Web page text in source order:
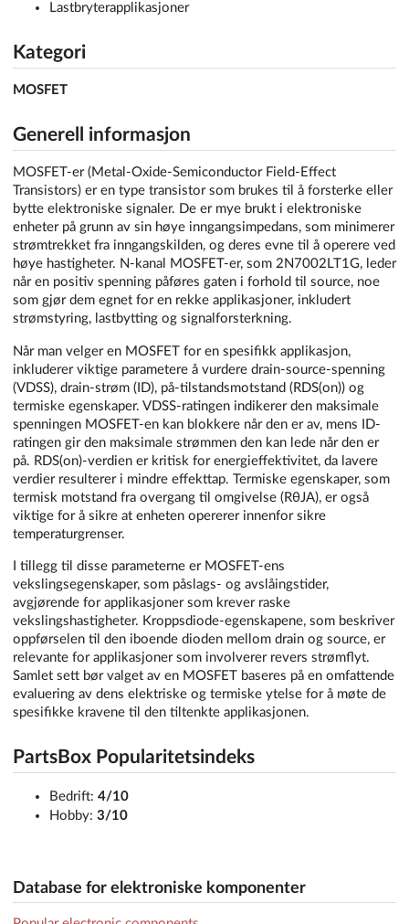
Lastbryterapplikasjoner
Kategori
MOSFET
Generell informasjon
MOSFET-er (Metal-Oxide-Semiconductor Field-Effect
Transistors) er en type transistor som brukes til å forsterke eller
bytte elektroniske signaler. De er mye brukt i elektroniske
enheter på grunn av sin høye inngangsimpedans, som minimerer
strømtrekket fra inngangskilden, og deres evne til å operere ved
høye hastigheter. N-kanal MOSFET-er, som 2N7002LT1G, leder
når en positiv spenning påføres gaten i forhold til source, noe
som gjør dem egnet for en rekke applikasjoner, inkludert
strømstyring, lastbytting og signalforsterkning.
Når man velger en MOSFET for en spesifikk applikasjon,
inkluderer viktige parametere å vurdere drain-source-spenning
(VDSS), drain-strøm (ID), på-tilstandsmotstand (RDS(on)) og
termiske egenskaper. VDSS-ratingen indikerer den maksimale
spenningen MOSFET-en kan blokkere når den er av, mens ID-
ratingen gir den maksimale strømmen den kan lede når den er
på. RDS(on)-verdien er kritisk for energieffektivitet, da lavere
verdier resulterer i mindre effekttap. Termiske egenskaper, som
termisk motstand fra overgang til omgivelse (RθJA), er også
viktige for å sikre at enheten opererer innenfor sikre
temperaturgrenser.
I tillegg til disse parameterne er MOSFET-ens
vekslingsegenskaper, som påslags- og avslåingstider,
avgjørende for applikasjoner som krever raske
vekslingshastigheter. Kroppsdiode-egenskapene, som beskriver
oppførselen til den iboende dioden mellom drain og source, er
relevante for applikasjoner som involverer revers strømflyt.
Samlet sett bør valget av en MOSFET baseres på en omfattende
evaluering av dens elektriske og termiske ytelse for å møte de
spesifikke kravene til den tiltenkte applikasjonen.
PartsBox Popularitetsindeks
Bedrift: 4/10
Hobby: 3/10
Database for elektroniske komponenter